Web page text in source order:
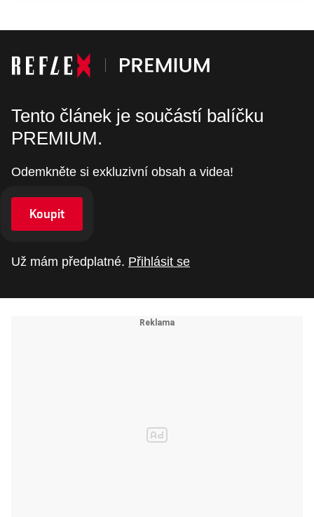
Tento článek je součástí balíčku
PREMIUM.
Odemkněte si exkluzivní obsah a videa!
Koupit
Už mám předplatné. Přihlásit se